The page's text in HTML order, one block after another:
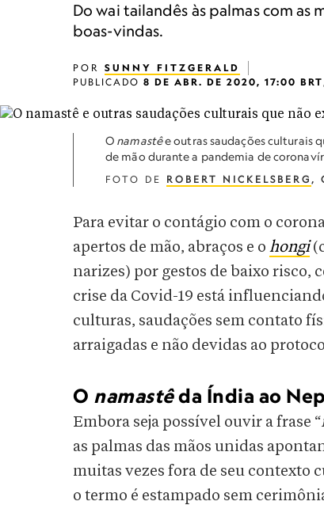
Do wai tailandês às palmas com
boas-vindas.
POR SUNNY FITZGERALD
PUBLICADO 8 DE ABR. DE 2020, 17:00 BRT
O namastêe outras saudações culturais
de mão durante a pandemia de
FOTO DE ROBERT NICKELSBERG ,
Para evitar o contágio com o
apertos de mão, abraços e o hongi
narizes) por gestos de baixo risco,
crise da Covid-19 está
culturas, saudações sem contato
arraigadas e não devidas ao
O namastêda Índia ao
Embora seja possível ouvir a frase “
as palmas das mãos unidas
muitas vezes fora de seu
o termo é estampado sem